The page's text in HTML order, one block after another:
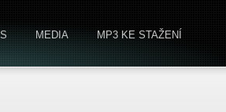
MEDIA MP3 KE STAŽENÍ